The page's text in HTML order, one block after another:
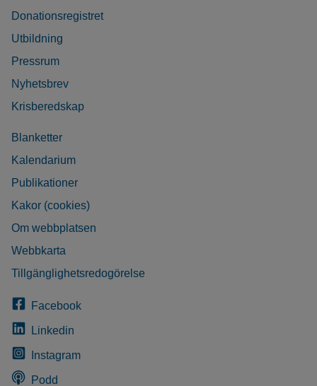
Donationsregistret
Utbildning
Pressrum
Nyhetsbrev
Krisberedskap
Blanketter
Kalendarium
Publikationer
Kakor (cookies)
Om webbplatsen
Webbkarta
Tillgänglighetsredogörelse
Facebook
Linkedin
Instagram
Podd